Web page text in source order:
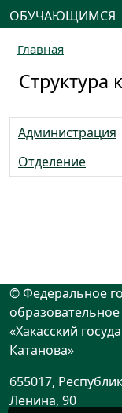
ОБУЧАЮЩИМСЯ
Главная
Структура
Администрация
Отделение
© Федеральное
«Хакасский
Катанова»
655017,
Ленина, 90